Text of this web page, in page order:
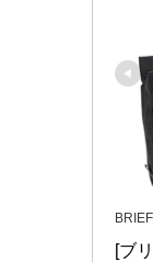
[ブ